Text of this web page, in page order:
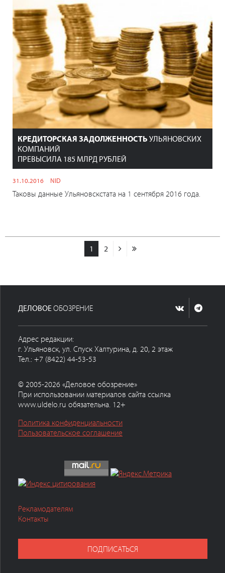
КРЕДИТОРСКАЯ ЗАДОЛЖЕННОСТЬ УЛЬЯНОВСКИХ
КОМПАНИЙ
ПРЕВЫСИЛА 185 МЛРД РУБЛЕЙ
31.10.2016 NID
Таковы данные Ульяновскстата на 1 сентября 2016 года.
1 2
ДЕЛОВОЕ ОБОЗРЕНИЕ
Адрес редакции:
г. Ульяновск, ул. Спуск Халтурина, д. 20, 2 этаж
Тел.: +7 (8422) 44-53-53
© 2005-2026 «Деловое обозрение»
При использовании материалов сайта ссылка
www.uldelo.ru обязательна. 12+
Политика конфиденциальности
Пользовательское соглашение
Рекламодателям
Контакты
ПОДПИСАТЬСЯ